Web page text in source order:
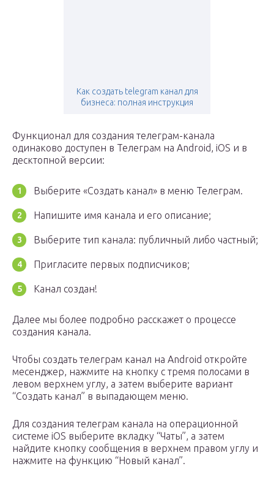
Как создать telegram канал для
бизнеса: полная инструкция
Функционал для создания телеграм-канала
одинаково доступен в Телеграм на Android, iOS и в
десктопной версии:
Выберите «Создать канал» в меню Телеграм.
Напишите имя канала и его описание;
Выберите тип канала: публичный либо частный;
Пригласите первых подписчиков;
Канал создан!
Далее мы более подробно расскажет о процессе
создания канала.
Чтобы создать телеграм канал на Android откройте
месенджер, нажмите на кнопку с тремя полосами в
левом верхнем углу, а затем выберите вариант
“Создать канал” в выпадающем меню.
Для создания телеграм канала на операционной
системе iOS выберите вкладку “Чаты”, а затем
найдите кнопку сообщения в верхнем правом углу и
нажмите на функцию “Новый канал”.